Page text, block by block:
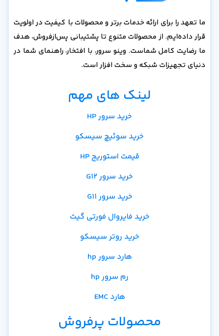
ما تعهد را برای ارائه خدمات برتر و محصولات با کیفیت در اولویت
قرار داده‌ایم. از محصولات متنوع تا پشتیبانی پس‌از‌فروش، هدف
ما رضایت کامل شماست. وینو سرور، با افتخار، راهنمای شما در
دنیای تجهیزات شبکه و سخت افزار است.
لینک های مهم
خرید سرور HP
خرید سوئیچ سیسکو
قیمت استوریج HP
خرید سرور G12
خرید سرور G11
خرید فایروال فورتی گیت
خرید روتر سیسکو
هارد سرور hp
رم سرور hp
هارد EMC
محصولات پرفروش